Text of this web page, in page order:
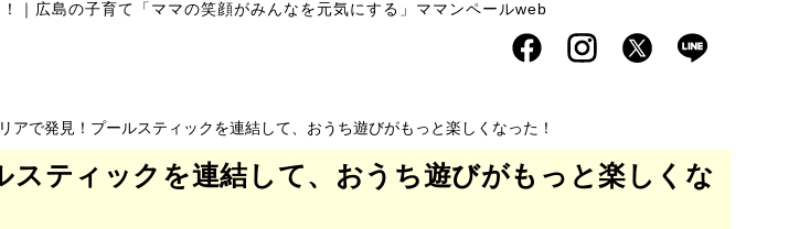
｜ 広島の子育て「ママの笑顔がみんなを元気にする」ママンペールweb
アで発見！プールスティックを連結して、おうち遊びがもっと楽しくなった！
スティックを連結して、おうち遊びがもっと楽しくな